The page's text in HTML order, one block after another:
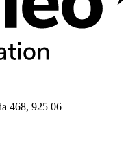
468, 925 06